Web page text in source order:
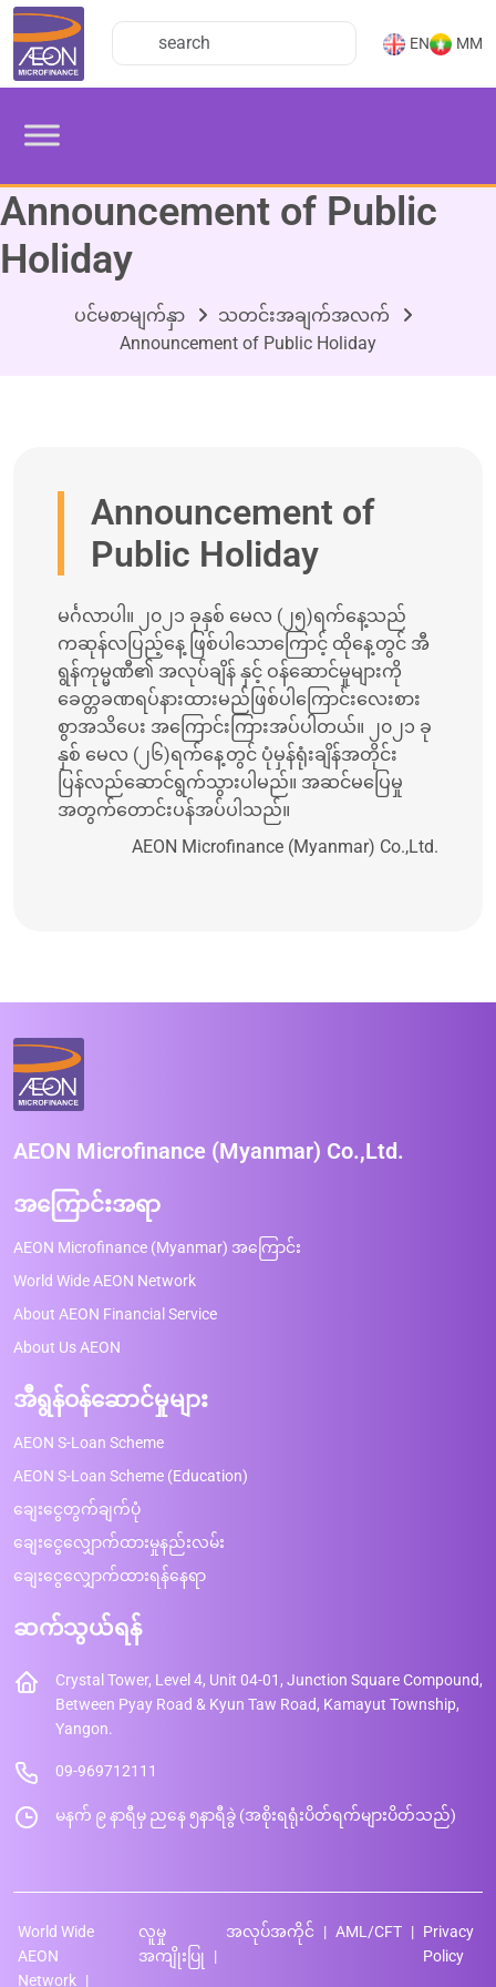
EN MM
Announcement of Public
Holiday
ပင်မစာမျက်နှာ
သတင်းအချက်အလက်
Announcement of Public Holiday
Announcement of
Public Holiday
မင်္ဂလာပါ။ ၂၀၂၁ ခုနှစ် မေလ (၂၅)ရက်နေ့သည်
ကဆုန်လပြည့်နေ့ ဖြစ်ပါသောကြောင့် ထိုနေ့တွင် အီ
ရွန်ကုမ္မဏီ၏ အလုပ်ချိန် နှင့် ဝန်ဆောင်မှုများကို
ခေတ္တခဏရပ်နားထားမည်ဖြစ်ပါကြောင်းလေးစား
စွာအသိပေး အကြောင်းကြားအပ်ပါတယ်။ ၂၀၂၁ ခု
နှစ် မေလ (၂၆)ရက်နေ့တွင် ပုံမှန်ရုံးချိန်အတိုင်း
ပြန်လည်ဆောင်ရွက်သွားပါမည်။ အဆင်မပြေမှု
အတွက်တောင်းပန်အပ်ပါသည်။
AEON Microfinance (Myanmar) Co.,Ltd.
AEON Microfinance (Myanmar) Co.,Ltd.
အကြောင်းအရာ
AEON Microfinance (Myanmar) အကြောင်း
World Wide AEON Network
About AEON Financial Service
About Us AEON
အီရွန်ဝန်ဆောင်မှုများ
AEON S-Loan Scheme
AEON S-Loan Scheme (Education)
ချေးငွေတွက်ချက်ပုံ
ချေးငွေလျှောက်ထားမှုနည်းလမ်း
ချေးငွေလျှောက်ထားရန်နေရာ
ဆက်သွယ်ရန်
Crystal Tower, Level 4, Unit 04-01, Junction Square Compound,
Between Pyay Road & Kyun Taw Road, Kamayut Township,
Yangon.
09-969712111
မနက် ၉ နာရီမှ ညနေ ၅နာရီခွဲ (အစိုးရရုံးပိတ်ရက်များပိတ်သည်)
World Wide
AEON
Network
လူမှု
အကျိုးပြု
အလုပ်အကိုင် AML/CFT
Privacy
Policy